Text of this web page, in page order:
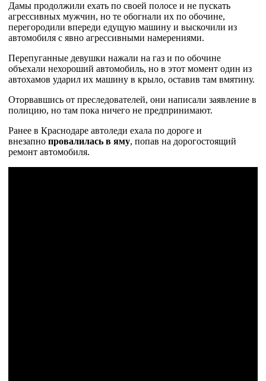
Дамы продолжили ехать по своей полосе и не пускать
агрессивных мужчин, но те обогнали их по обочине,
перегородили впереди едущую машину и выскочили из
автомобиля с явно агрессивными намерениями.
Перепуганные девушки нажали на газ и по обочине
объехали нехороший автомобиль, но в этот момент один из
автохамов ударил их машину в крыло, оставив там вмятину.
Оторвавшись от преследователей, они написали заявление в
полицию, но там пока ничего не предпринимают.
Ранее в Краснодаре автоледи ехала по дороге и
внезапно провалилась в яму, попав на дорогостоящий
ремонт автомобиля.